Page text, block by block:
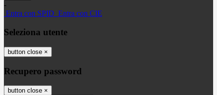
-
Entra con SPID Entra con CIE
Seleziona utente
button close ×
Recupero password
button close ×